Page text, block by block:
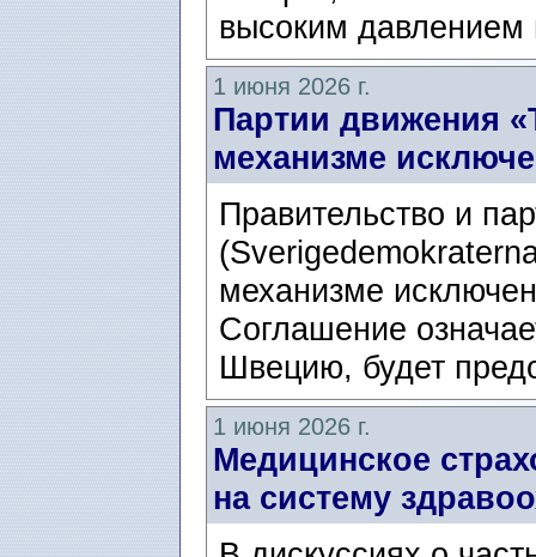
высоким давлением
1 июня 2026 г.
Партии движения
механизме
Правительство и
механизме
Соглашение
Швецию, будет
1 июня 2026 г.
Медицинское
на систему